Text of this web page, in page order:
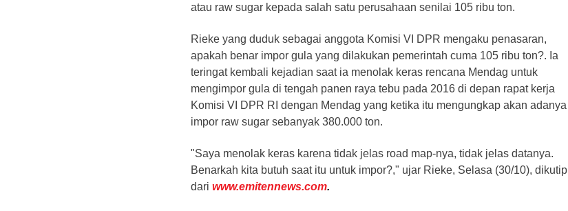
atau raw sugar kepada salah satu perusahaan senilai 105 ribu ton.
Rieke yang duduk sebagai anggota Komisi VI DPR mengaku penasaran,
apakah benar impor gula yang dilakukan pemerintah cuma 105 ribu ton?. Ia
teringat kembali kejadian saat ia menolak keras rencana Mendag untuk
mengimpor gula di tengah panen raya tebu pada 2016 di depan rapat kerja
Komisi VI DPR RI dengan Mendag yang ketika itu mengungkap akan adanya
impor raw sugar sebanyak 380.000 ton.
"Saya menolak keras karena tidak jelas road map-nya, tidak jelas datanya.
Benarkah kita butuh saat itu untuk impor?," ujar Rieke, Selasa (30/10), dikutip
dari www.emitennews.com.